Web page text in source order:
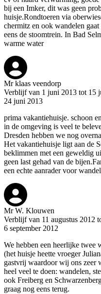
bij een Imker, dit was geen
huisje.Rondtoeren via
chermitz en ook wandelen
eens de stoomtrein. In Bad
warme water
Mr klaas veendorp
Verblijf van 1 juni 2013 tot 15
24 juni 2013
prima vakantiehuisje. schoon
in de omgeving is veel te
Dresden hebben we nog
Het vakantiehuisje ligt aan de
beklimmen met een geweldig
geen last gehad van de
een echte aanrader voor
Mr W. Klouwen
Verblijf van 11 augustus 2012
6 september 2012
We hebben een heerlijke twee
(het huisje heette vroeger
gastvrij waardoor wij ons zeer
heel veel te doen: wandelen,
ook Freiberg en
graag nog eens terug.